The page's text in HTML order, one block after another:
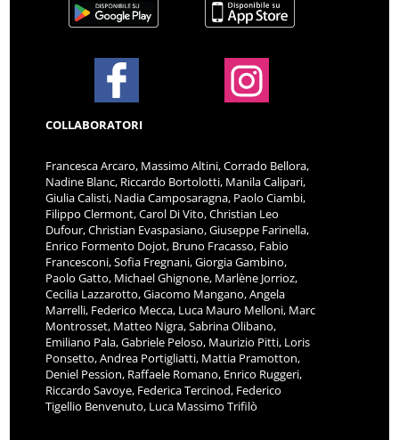
COLLABORATORI
Francesca Arcaro, Massimo Altini, Corrado Bellora,
Nadine Blanc, Riccardo Bortolotti, Manila Calipari,
Giulia Calisti, Nadia Camposaragna, Paolo Ciambi,
Filippo Clermont, Carol Di Vito, Christian Leo
Dufour, Christian Evaspasiano, Giuseppe Farinella,
Enrico Formento Dojot, Bruno Fracasso, Fabio
Francesconi, Sofia Fregnani, Giorgia Gambino,
Paolo Gatto, Michael Ghignone, Marlène Jorrioz,
Cecilia Lazzarotto, Giacomo Mangano, Angela
Marrelli, Federico Mecca, Luca Mauro Melloni, Marc
Montrosset, Matteo Nigra, Sabrina Olibano,
Emiliano Pala, Gabriele Peloso, Maurizio Pitti, Loris
Ponsetto, Andrea Portigliatti, Mattia Pramotton,
Deniel Pession, Raffaele Romano, Enrico Ruggeri,
Riccardo Savoye, Federica Tercinod, Federico
Tigellio Benvenuto, Luca Massimo Trifilò